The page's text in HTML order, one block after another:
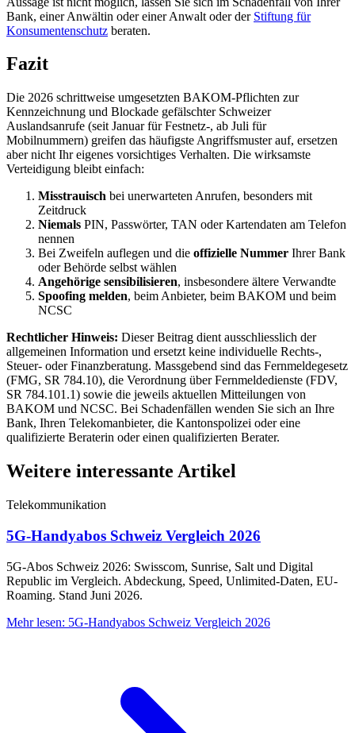
Bank, einer Anwältin oder einer Anwalt oder der Stiftung für
Konsumentenschutz beraten.
Fazit
Die 2026 schrittweise umgesetzten BAKOM-Pflichten zur
Kennzeichnung und Blockade gefälschter Schweizer
Auslandsanrufe (seit Januar für Festnetz-, ab Juli für
Mobilnummern) greifen das häufigste Angriffsmuster auf, ersetzen
aber nicht Ihr eigenes vorsichtiges Verhalten. Die wirksamste
Verteidigung bleibt einfach:
Misstrauisch bei unerwarteten Anrufen, besonders mit
Zeitdruck
Niemals PIN, Passwörter, TAN oder Kartendaten am Telefon
nennen
Bei Zweifeln auflegen und die offizielle Nummer Ihrer Bank
oder Behörde selbst wählen
Angehörige sensibilisieren, insbesondere ältere Verwandte
Spoofing melden, beim Anbieter, beim BAKOM und beim
NCSC
Rechtlicher Hinweis: Dieser Beitrag dient ausschliesslich der
allgemeinen Information und ersetzt keine individuelle Rechts-,
Steuer- oder Finanzberatung. Massgebend sind das Fernmeldegesetz
(FMG, SR 784.10), die Verordnung über Fernmeldedienste (FDV,
SR 784.101.1) sowie die jeweils aktuellen Mitteilungen von
BAKOM und NCSC. Bei Schadenfällen wenden Sie sich an Ihre
Bank, Ihren Telekomanbieter, die Kantonspolizei oder eine
qualifizierte Beraterin oder einen qualifizierten Berater.
Weitere interessante Artikel
Telekommunikation
5G-Handyabos Schweiz Vergleich 2026
5G-Abos Schweiz 2026: Swisscom, Sunrise, Salt und Digital
Republic im Vergleich. Abdeckung, Speed, Unlimited-Daten, EU-
Roaming. Stand Juni 2026.
Mehr lesen: 5G-Handyabos Schweiz Vergleich 2026